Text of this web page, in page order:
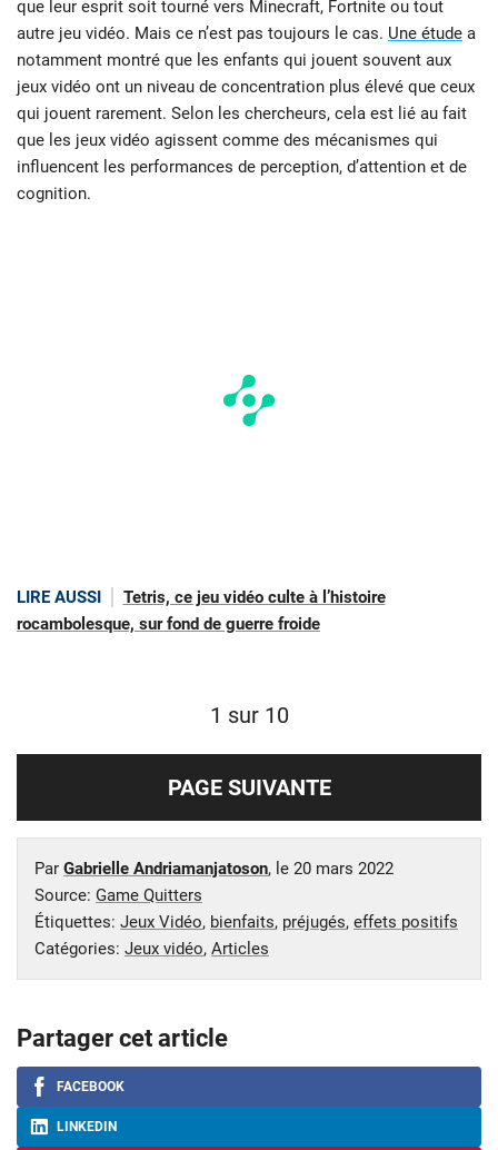
que leur esprit soit tourné vers Minecraft, Fortnite ou tout
autre jeu vidéo. Mais ce n’est pas toujours le cas. Une étude a
notamment montré que les enfants qui jouent souvent aux
jeux vidéo ont un niveau de concentration plus élevé que ceux
qui jouent rarement. Selon les chercheurs, cela est lié au fait
que les jeux vidéo agissent comme des mécanismes qui
influencent les performances de perception, d’attention et de
cognition.
LIRE AUSSI
Tetris, ce jeu vidéo culte à l’histoire
rocambolesque, sur fond de guerre froide
1 sur 10
PAGE SUIVANTE
Par Gabrielle Andriamanjatoson, le 20 mars 2022
Source: Game Quitters
Étiquettes: Jeux Vidéo, bienfaits, préjugés, effets positifs
Catégories: Jeux vidéo, Articles
Partager cet article
FACEBOOK
LINKEDIN